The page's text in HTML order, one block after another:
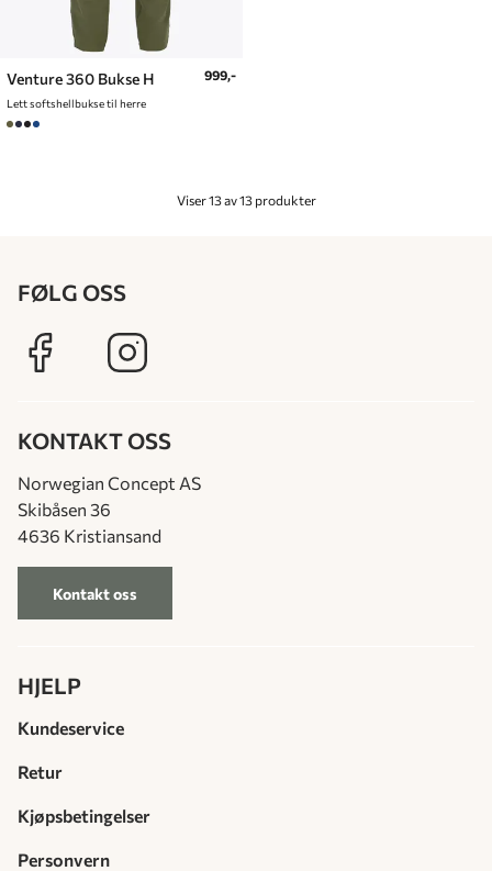
Venture 360 Bukse H
Lett softshellbukse til herre
999,-
Viser 13 av 13 produkter
FØLG OSS
KONTAKT OSS
Norwegian Concept AS
Skibåsen 36
4636 Kristiansand
Kontakt oss
HJELP
Kundeservice
Retur
Kjøpsbetingelser
Personvern